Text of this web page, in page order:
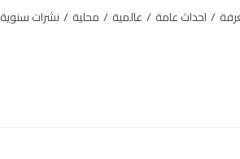
/ احداث عامة / عالمية / محلية / نشرات سنوية